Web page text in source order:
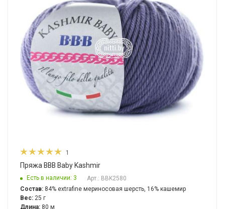
1
Пряжа BBB Baby Kashmir
Есть в наличии: 3
Арт.: BBK2580
Состав: 84% extrafine мериносовая шерсть, 16% кашемир
Вес: 25 г
Длина: 80 м